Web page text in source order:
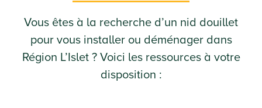
Vous êtes à la recherche d’un nid douillet
pour vous installer ou déménager dans
Région L’Islet ? Voici les ressources à votre
disposition :